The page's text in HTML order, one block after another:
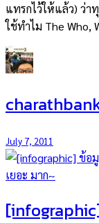
แทรกไว้ให้แล้ว) ว่า
ใช้ทำไม The Who,
July 7, 2011